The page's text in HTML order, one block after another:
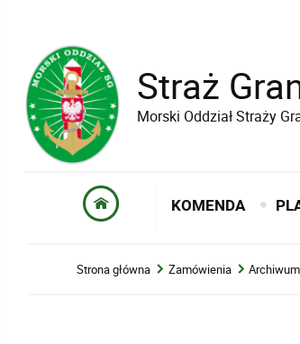
Straż
Morski Oddział Straży
KOMENDA
Strona główna Zamówienia Archiwum